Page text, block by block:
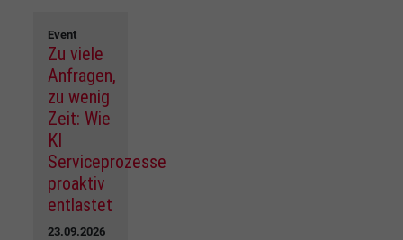
Event
Zu viele
Anfragen,
zu wenig
Zeit: Wie
KI
Serviceprozesse
proaktiv
entlastet
23.09.2026